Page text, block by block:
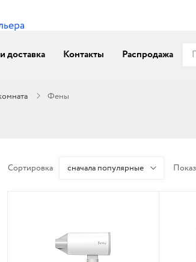
доставка Контакты Распродажа
Фены
Сортировка сначала популярные